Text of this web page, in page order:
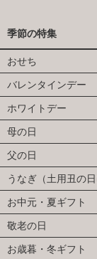
季節の特集
おせち
バレンタインデー
ホワイトデー
母の日
父の日
うなぎ（土用丑の日
お中元・夏ギフト
敬老の日
お歳暮・冬ギフト